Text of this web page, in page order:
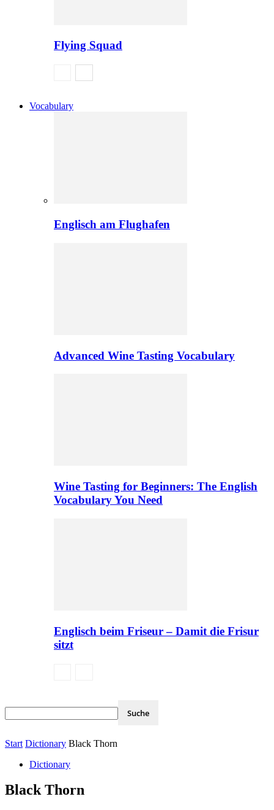
Flying Squad
Vocabulary
Englisch am Flughafen
Advanced Wine Tasting Vocabulary
Wine Tasting for Beginners: The English
Vocabulary You Need
Englisch beim Friseur – Damit die Frisur
sitzt
Start Dictionary Black Thorn
Dictionary
Black Thorn